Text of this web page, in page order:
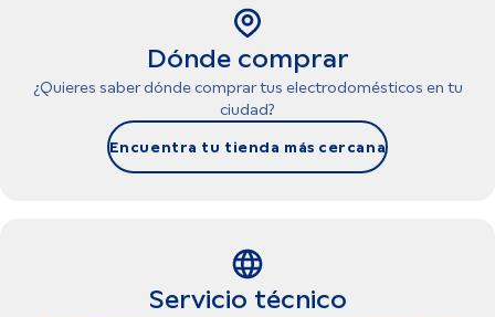
Dónde comprar
¿Quieres saber dónde comprar tus electrodomésticos en tu
ciudad?
Encuentra tu tienda más cercana
Servicio técnico